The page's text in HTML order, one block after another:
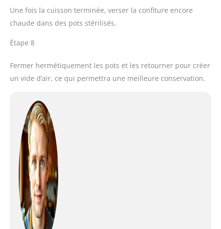
Une fois la cuisson terminée, verser la confiture encore
chaude dans des pots stérilisés.
Étape 8
Fermer hermétiquement les pots et les retourner pour créer
un vide d’air, ce qui permettra une meilleure conservation.